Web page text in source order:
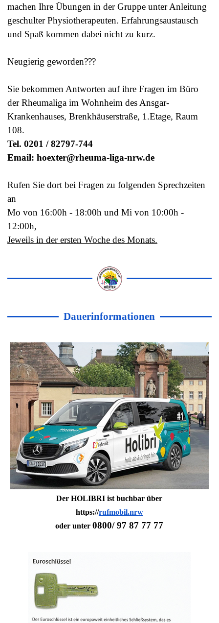
machen Ihre Übungen in der Gruppe unter Anleitung
geschulter Physiotherapeuten. Erfahrungsaustausch
und Spaß kommen dabei nicht zu kurz.
Neugierig geworden???
Sie bekommen Antworten auf ihre Fragen im Büro
der Rheumaliga im Wohnheim des Ansgar-
Krankenhauses, Brenkhäuserstraße, 1.Etage, Raum
108.
Tel. 0201 / 82797-744
Email: hoexter@rheuma-liga-nrw.de
Rufen Sie dort bei Fragen zu folgenden Sprechzeiten
an
Mo von 16:00h - 18:00h und Mi von 10:00h -
12:00h,
Jeweils in der ersten Woche des Monats.
Dauerinformationen
Der HOLIBRI ist buchbar über
https://rufmobil.nrw
oder unter0800/ 97 87 77 77